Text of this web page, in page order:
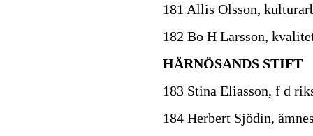
181 Allis Olsson,
182 Bo H Larsson,
HÄRNÖSANDS STIFT
183 Stina Eliasson, f d
184 Herbert Sjödin,